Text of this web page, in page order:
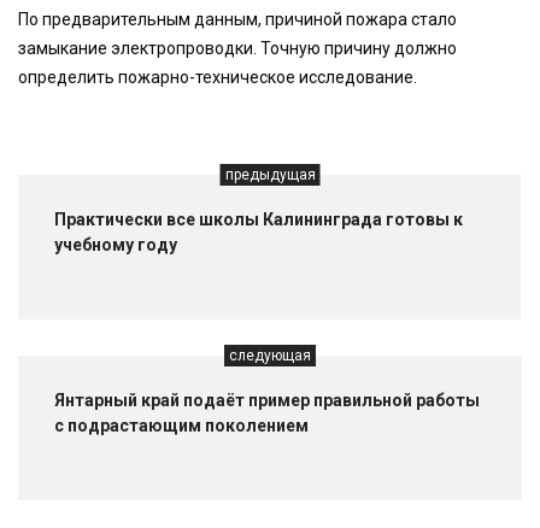
По предварительным данным, причиной пожара стало
замыкание электропроводки. Точную причину должно
определить пожарно-техническое исследование.
предыдущая
Практически все школы Калининграда готовы к
учебному году
следующая
Янтарный край подаёт пример правильной работы
с подрастающим поколением